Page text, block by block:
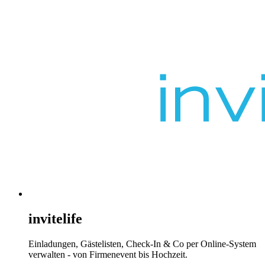
invitelife
Einladungen, Gästelisten, Check-In & Co per Online-System
verwalten - von Firmenevent bis Hochzeit.